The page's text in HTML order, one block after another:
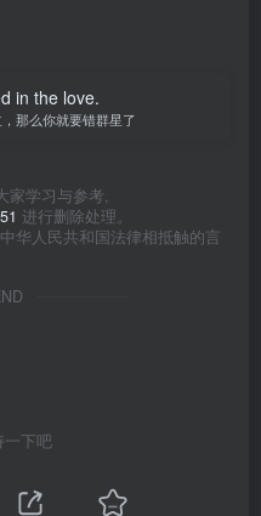
in the love.
那么你就要错群星了
家学习与参考,
进行删除处理。
华人民共和国法律相抵触的言
一下吧